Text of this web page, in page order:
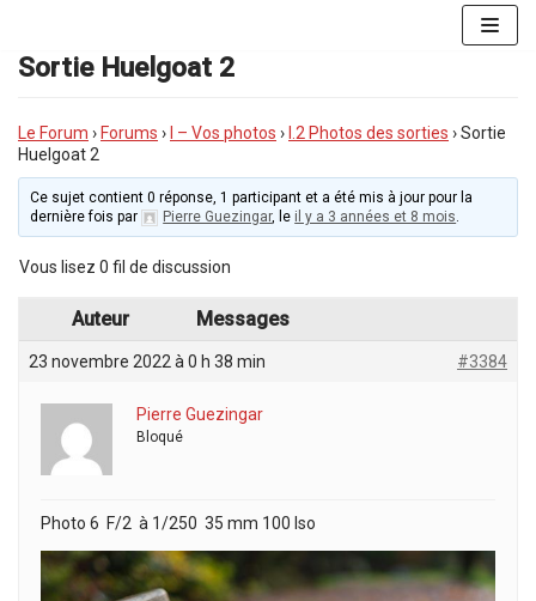
au
contenu
Sortie Huelgoat 2
Le Forum › Forums › I – Vos photos › I.2 Photos des sorties ›Sortie
Huelgoat 2
Ce sujet contient 0 réponse, 1 participant et a été mis à jour pour la
dernière fois par
Pierre Guezingar, le il y a 3 années et 8 mois.
Vous lisez 0 fil de discussion
Auteur Messages
23 novembre 2022 à 0 h 38 min #3384
Pierre Guezingar
Bloqué
Photo 6 F/2 à 1/250 35 mm 100 Iso